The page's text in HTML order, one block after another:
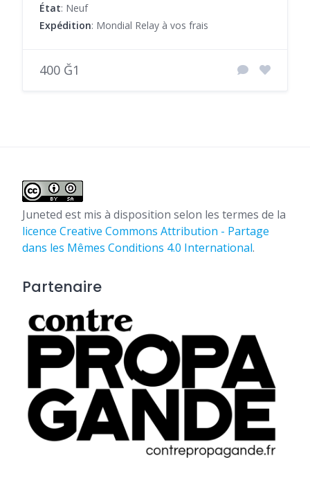
État: Neuf
Expédition: Mondial Relay à vos frais
400 Ğ1
Juneted est mis à disposition selon les termes de la
licence Creative Commons Attribution - Partage
dans les Mêmes Conditions 4.0 International.
Partenaire